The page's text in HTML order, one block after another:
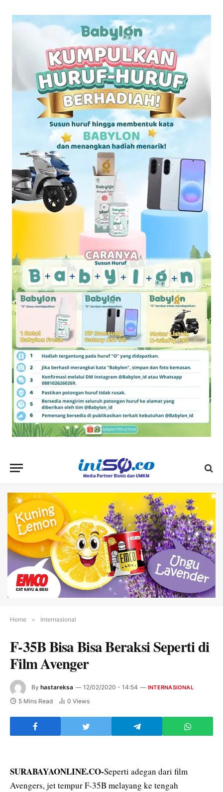
Home » Internasional
F-35B Bisa Bisa Beraksi Seperti di
Film Avenger
By hastareksa 12/02/2020 - 14:54 INTERNASIONAL
5 Mins Read 0 Views
SURABAYAONLINE.CO-Seperti adegan dari film
Avengers, jet tempur F-35B melayang ke tengah